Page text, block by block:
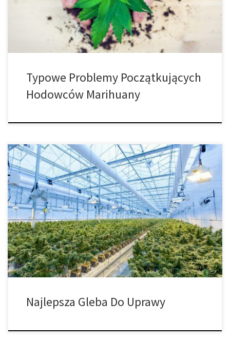
energii. Ale czasami nowi hodowcy […]
Typowe Problemy Początkujących
Hodowców Marihuany
Najlepsza gleba do uprawy marihuany. Czy przy tak wielu różnych
podłożach gleba jest naprawdę najlepszym sposobem na uprawę
marihuany? Koniecznie czytaj dalej, jeśli chcesz wiedzieć, jak
gleba wypada w porównaniu z innymi podłożami! Zanim
przejdziemy do najlepszych rodzajów gleby, upewnijmy się, że
gleba będzie dla Ciebie najlepszym wyborem. Po pierwsze, […]
Najlepsza Gleba Do Uprawy